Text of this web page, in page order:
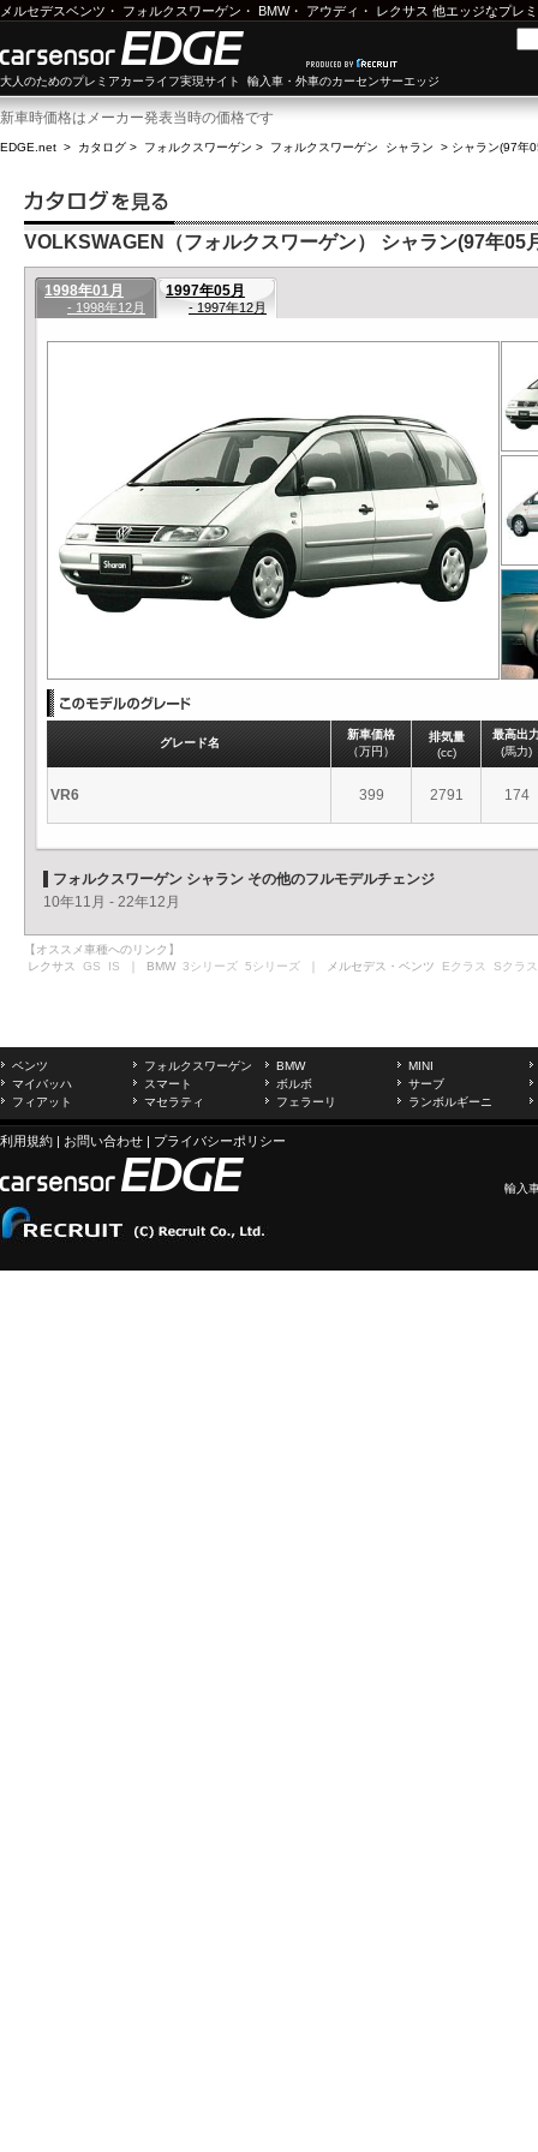
メルセデスベンツ ・ フォルクスワーゲン ・ BMW・ アウディ ・ レクサス 他エッジなプレ
大人のためのプレミアカーライフ実現サイト 輸入車・外車のカーセンサーエッジ
新車時価格はメーカー発表当時の価格です
EDGE.net > カタログ > フォルクスワーゲン > フォルクスワーゲン シャラン > シャラン(97年
VOLKSWAGEN（フォルクスワーゲン） シャラン(97年05
1998年01月
- 1998年12月
1997年05月
- 1997年12月
グレード名
新車価格
（万円）
排気量
(cc)
最高出
(馬力)
VR6 399 2791 174
フォルクスワーゲン シャラン その他のフルモデルチェンジ
10年11月 - 22年12月
【オススメ車種へのリンク】
レクサス GS IS ｜ BMW 3シリーズ 5シリーズ ｜ メルセデス・ベンツ Eクラス Sクラス
ベンツ フォルクスワーゲン BMW
MINI
マイバッハ
スマート ボルボ
サーブ
フィアット
マセラティ フェラーリ ランボルギーニ
利用規約 | お問い合わせ | プライバシーポリシー
輸入